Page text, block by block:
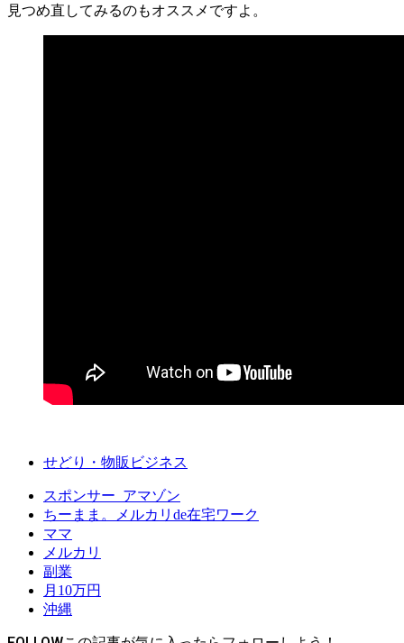
見つめ直してみるのもオススメですよ。
せどり・物販ビジネス
スポンサー_アマゾン
ちーまま。メルカリde在宅ワーク
ママ
メルカリ
副業
月10万円
沖縄